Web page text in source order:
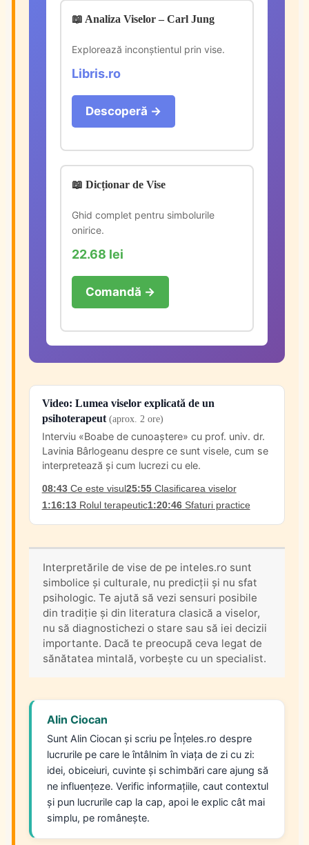
📖 Analiza Viselor – Carl Jung
Explorează inconștientul prin vise.
Libris.ro
Descoperă →
📖 Dicționar de Vise
Ghid complet pentru simbolurile
onirice.
22.68 lei
Comandă →
Video: Lumea viselor explicată de un
psihoterapeut (aprox. 2 ore)
Interviu «Boabe de cunoaștere» cu prof. univ. dr.
Lavinia Bârlogeanu despre ce sunt visele, cum se
interpretează și cum lucrezi cu ele.
08:43Ce este visul 25:55Clasificarea viselor
1:16:13Rolul terapeutic1:20:46Sfaturi practice
Interpretările de vise de pe inteles.ro sunt
simbolice și culturale, nu predicții și nu sfat
psihologic. Te ajută să vezi sensuri posibile
din tradiție și din literatura clasică a viselor,
nu să diagnostichezi o stare sau să iei decizii
importante. Dacă te preocupă ceva legat de
sănătatea mintală, vorbește cu un specialist.
Alin Ciocan
Sunt Alin Ciocan și scriu pe Înțeles.ro despre
lucrurile pe care le întâlnim în viața de zi cu zi:
idei, obiceiuri, cuvinte și schimbări care ajung să
ne influențeze. Verific informațiile, caut contextul
și pun lucrurile cap la cap, apoi le explic cât mai
simplu, pe românește.